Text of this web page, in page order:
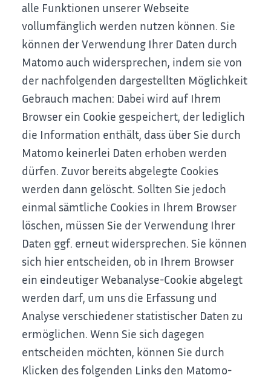
alle Funktionen unserer Webseite
vollumfänglich werden nutzen können. Sie
können der Verwendung Ihrer Daten durch
Matomo auch widersprechen, indem sie von
der nachfolgenden dargestellten Möglichkeit
Gebrauch machen: Dabei wird auf Ihrem
Browser ein Cookie gespeichert, der lediglich
die Information enthält, dass über Sie durch
Matomo keinerlei Daten erhoben werden
dürfen. Zuvor bereits abgelegte Cookies
werden dann gelöscht. Sollten Sie jedoch
einmal sämtliche Cookies in Ihrem Browser
löschen, müssen Sie der Verwendung Ihrer
Daten ggf. erneut widersprechen. Sie können
sich hier entscheiden, ob in Ihrem Browser
ein eindeutiger Webanalyse-Cookie abgelegt
werden darf, um uns die Erfassung und
Analyse verschiedener statistischer Daten zu
ermöglichen. Wenn Sie sich dagegen
entscheiden möchten, können Sie durch
Klicken des folgenden Links den Matomo-